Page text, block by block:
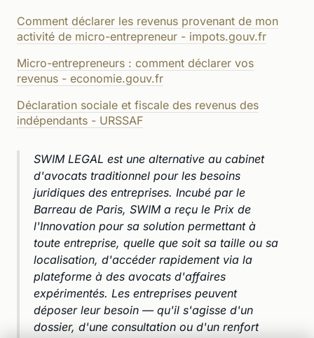
Comment déclarer les revenus provenant de mon
activité de micro-entrepreneur - impots.gouv.fr
Micro-entrepreneurs : comment déclarer vos
revenus - economie.gouv.fr
Déclaration sociale et fiscale des revenus des
indépendants - URSSAF
SWIM LEGAL est une alternative au cabinet
d'avocats traditionnel pour les besoins
juridiques des entreprises. Incubé par le
Barreau de Paris, SWIM a reçu le Prix de
l'Innovation pour sa solution permettant à
toute entreprise, quelle que soit sa taille ou sa
localisation, d'accéder rapidement via la
plateforme à des avocats d'affaires
expérimentés. Les entreprises peuvent
déposer leur besoin — qu'il s'agisse d'un
dossier, d'une consultation ou d'un renfort